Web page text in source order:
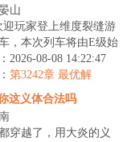
山
迎玩家登上维度裂缝游
，本次列车将由E级始
级站点，请玩家保证生
...
2026-08-08 14:22:47
第3242章 最优解
这义体合法吗
穿越了，用大炎的义